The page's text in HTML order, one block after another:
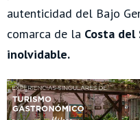
autenticidad del Bajo
comarca de la Costa del
inolvidable.